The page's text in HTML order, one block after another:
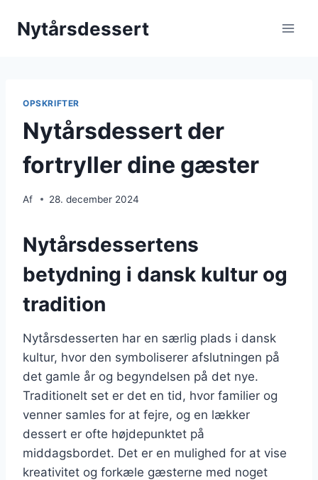
Nytårsdessert
OPSKRIFTER
Nytårsdessert der
fortryller dine gæster
Af 28. december 2024
Nytårsdessertens
betydning i dansk kultur og
tradition
Nytårsdesserten har en særlig plads i dansk
kultur, hvor den symboliserer afslutningen på
det gamle år og begyndelsen på det nye.
Traditionelt set er det en tid, hvor familier og
venner samles for at fejre, og en lækker
dessert er ofte højdepunktet på
middagsbordet. Det er en mulighed for at vise
kreativitet og forkæle gæsterne med noget